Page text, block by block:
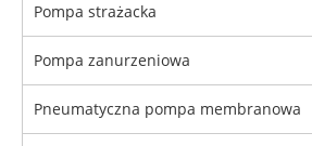
Pompa strażacka
Pompa zanurzeniowa
Pneumatyczna pompa membranowa